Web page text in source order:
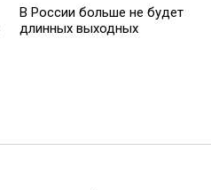
В России больше не будет
длинных выходных